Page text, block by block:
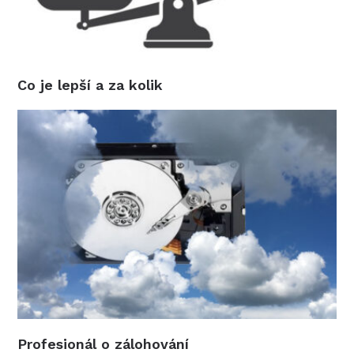
Co je lepší a za kolik
Profesionál o zálohování